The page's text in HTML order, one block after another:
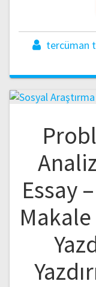
tercüman
Essay